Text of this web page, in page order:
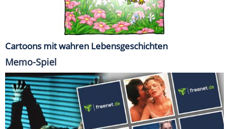
Cartoons mit wahren Lebensgeschichten
Memo-Spiel